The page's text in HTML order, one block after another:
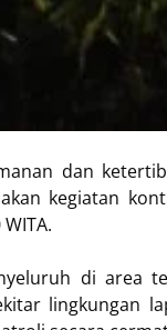
dan
kegiatan
di area
lingkungan